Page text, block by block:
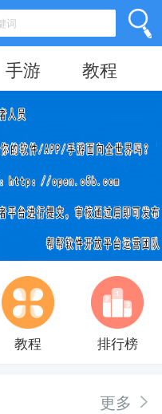
手游 教程
教程 排行榜
更多